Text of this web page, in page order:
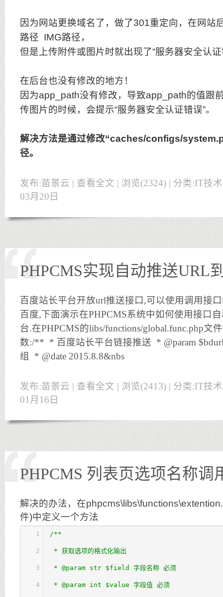
因为网站更换域名了，做了301重定向，在网站
路径 IMG路径，
但是上传附件或图片时就出现了“服务器安全认证
在后台也没有修改的地方！
因为app_path没有修改，导致app_path的值跟
传图片的时候，会提示“服务器安全认证错误”。
解决方法是通过修改“caches/configs/
径。
发布:苗景云 | 查看全文 | 浏览(2324) | 分类:IT技
03月20日
PHPCMS实现自动推送URL
百度站长平台开放url推送接口,可以使用调用接
百度,下面演示在PHPCMS系统中如何使用接口
台.在PHPCMS的libs/functions/global.func.php文
数:/** * 百度站长平台链接推送 * @param
组 * @date 2015.8.8&nbs
发布:苗景云 | 查看全文 | 浏览(2413) | 分类:IT技
01月16日
PHPCMS 列表页选项名称调
解决的办法，在
件)中定义一个方法
1
2
3
4
/**
* 获取选项的格式化输出
* @param str $field 字段名称 必须
* @param int $value 字段值 必须